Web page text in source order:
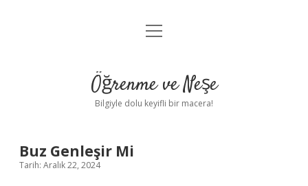
Anasayfa
Yasal Uyarı
menüyü
Öğrenme ve Neşe
Bilgiyle dolu keyifli bir macera!
Buz Genleşir Mi
Tarih: Aralık 22, 2024